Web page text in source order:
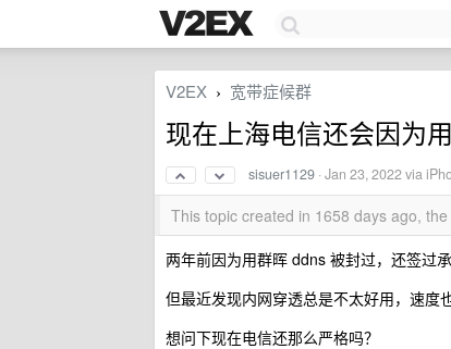
V2EX › 宽带症候群
现在上海电信还会因为
sisuer1129 ·Jan 23, 2022via
This topic created in 1658 days ago,
两年前因为用群晖 ddns 被封过，还签过
但最近发现内网穿透总是不太好用，速度
想问下现在电信还那么严格吗？